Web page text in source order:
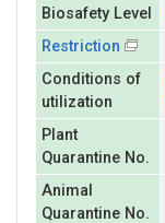
Biosafety Level
Restriction
Conditions of
utilization
Plant
Quarantine No.
Animal
Quarantine No.